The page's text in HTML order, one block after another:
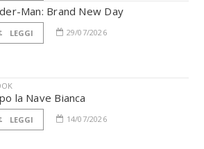
Man: Brand New Day
LEGGI 29/07/2026
la Nave Bianca
LEGGI 14/07/2026